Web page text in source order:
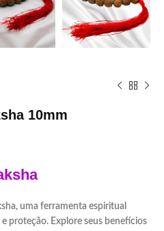
10mm
uma ferramenta espiritual
proteção. Explore seus benefícios